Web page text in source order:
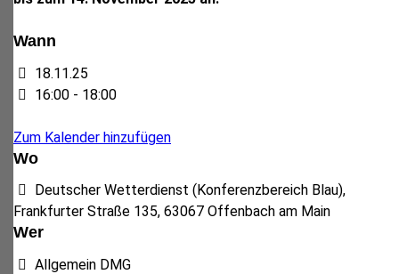
Wann
18.11.25
16:00 - 18:00
Zum Kalender hinzufügen
Wo
Deutscher Wetterdienst (Konferenzbereich Blau),
Frankfurter Straße 135, 63067 Offenbach am Main
Wer
Allgemein DMG